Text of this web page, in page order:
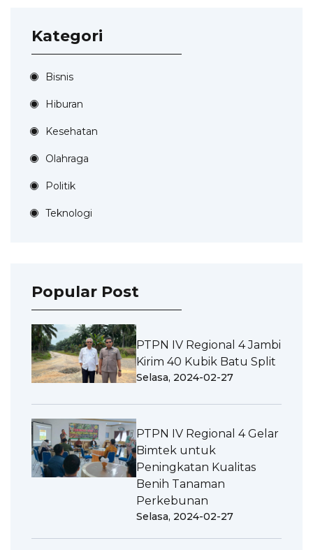
Kategori
Bisnis
Hiburan
Kesehatan
Olahraga
Politik
Teknologi
Popular Post
PTPN IV Regional 4 Jambi
Kirim 40 Kubik Batu Split
Selasa, 2024-02-27
PTPN IV Regional 4 Gelar
Bimtek untuk
Peningkatan Kualitas
Benih Tanaman
Perkebunan
Selasa, 2024-02-27